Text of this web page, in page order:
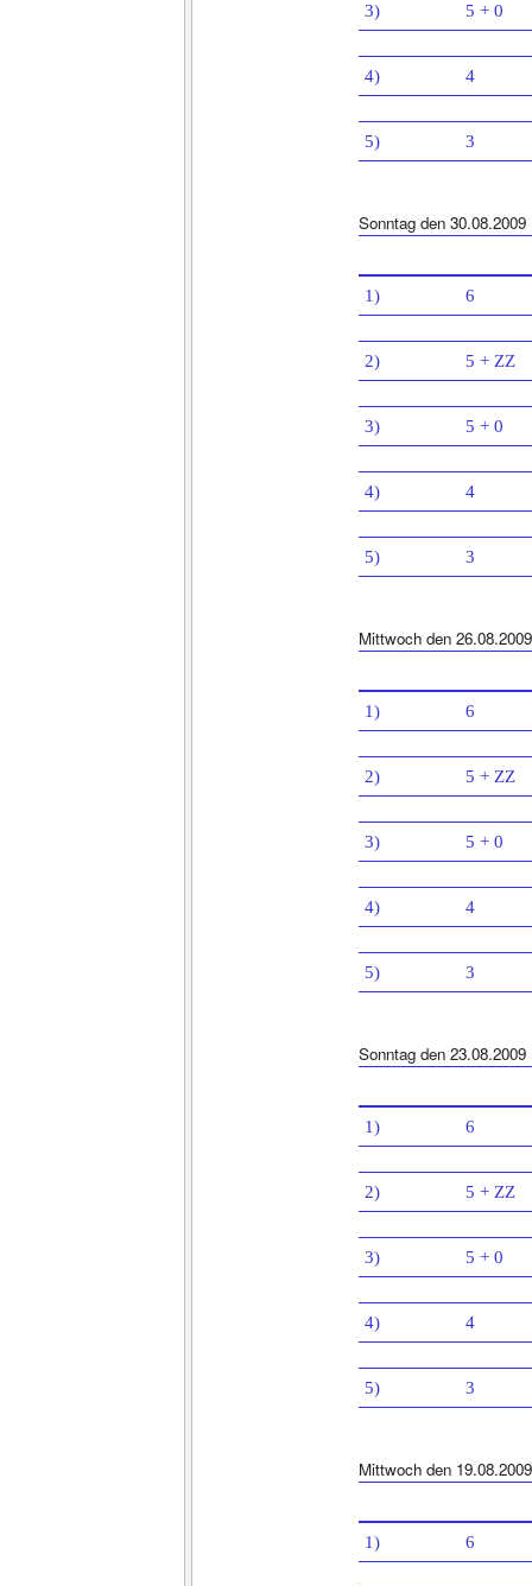
3) 5 + 0
4) 4
5) 3
Sonntag den 30.08.2009
1) 6
2) 5 + ZZ
3) 5 + 0
4) 4
5) 3
Mittwoch den 26.08.2009
1) 6
2) 5 + ZZ
3) 5 + 0
4) 4
5) 3
Sonntag den 23.08.2009
1) 6
2) 5 + ZZ
3) 5 + 0
4) 4
5) 3
Mittwoch den 19.08.2009
1) 6